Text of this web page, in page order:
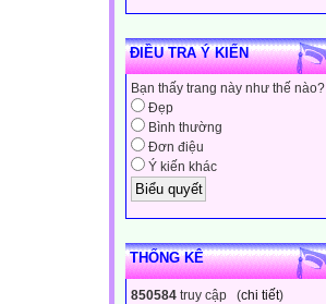
ĐIỀU TRA Ý KIẾN
Bạn thấy trang này như thế nào?
Đẹp
Bình thường
Đơn điệu
Ý kiến khác
THỐNG KÊ
850584 truy cập (chi tiết)